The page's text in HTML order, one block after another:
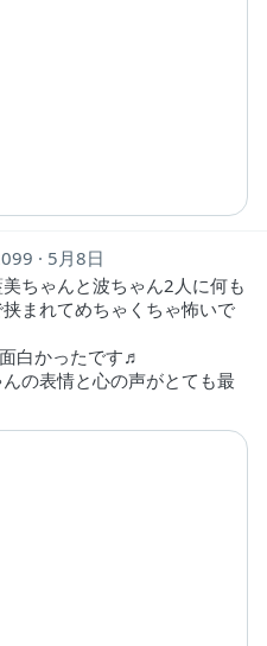
5月8日
ちゃんと波ちゃん2人に何も
まれてめちゃくちゃ怖いで
白かったです♬
の表情と心の声がとても最